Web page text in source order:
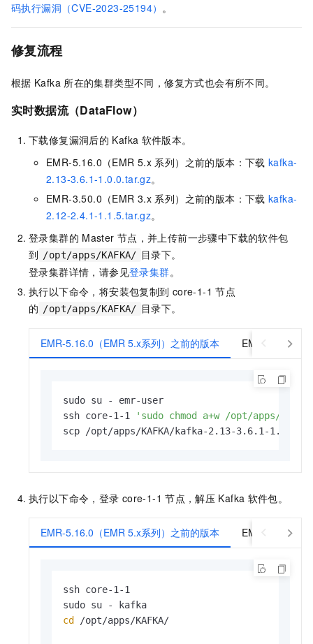
码执行漏洞（CVE-2023-25194） 。
修复流程
根据 Kafka 所在的集群类型不同，修复方式也会有所不同。
实时数据流（DataFlow）
下载修复漏洞后的 Kafka 软件版本。
EMR-5.16.0（EMR 5.x 系列）之前的版本：下载 kafka-
2.13-3.6.1-1.0.0.tar.gz。
EMR-3.50.0（EMR 3.x 系列）之前的版本：下载 kafka-
2.12-2.4.1-1.1.5.tar.gz。
登录集群的 Master 节点，并上传前一步骤中下载的软件包
到 /opt/apps/KAFKA/ 目录下。
登录集群详情，请参见登录集群。
执行以下命令，将安装包复制到 core-1-1 节点
的 /opt/apps/KAFKA/ 目录下。
EMR-5.16.0（EMR 5.x系列）之前的版本 EMR-3.50.0（
sudo su - emr-user
ssh core-1-1
'sudo chmod a+w /opt/apps/
scp /opt/apps/KAFKA/kafka-2.13-3.6.1-
执行以下命令，登录 core-1-1 节点，解压 Kafka 软件包。
EMR-5.16.0（EMR 5.x系列）之前的版本 EMR-3.50.0（
ssh core-1-1
cd
/opt/apps/KAFKA/